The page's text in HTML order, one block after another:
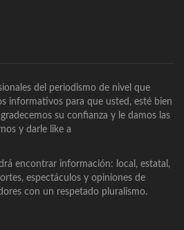
del periodismo de nivel que
informativos para que usted, esté bien
su confianza y le damos las
y darle like a
encontrar información: local, estatal,
espectáculos y opiniones de
con un respetado pluralismo.